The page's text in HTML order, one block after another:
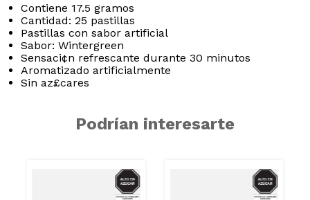
Contiene 17.5 gramos
Cantidad: 25 pastillas
Pastillas con sabor artificial
Sabor: Wintergreen
Sensaci¢n refrescante durante 30 minutos
Aromatizado artificialmente
Sin az£cares
Podrían interesarte
AZUCAR AZUCAR